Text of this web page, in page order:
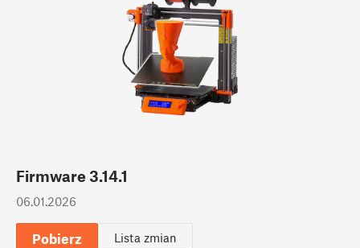
Firmware 3.14.1
06.01.2026
Pobierz Lista zmian